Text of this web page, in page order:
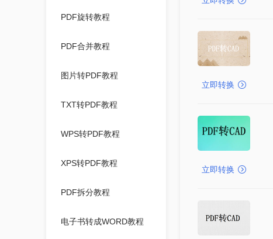
PDF旋转教程
PDF合并教程
图片转PDF教程
TXT转PDF教程
WPS转PDF教程
XPS转PDF教程
PDF拆分教程
电子书转成WORD教程
立即转换
立即转换